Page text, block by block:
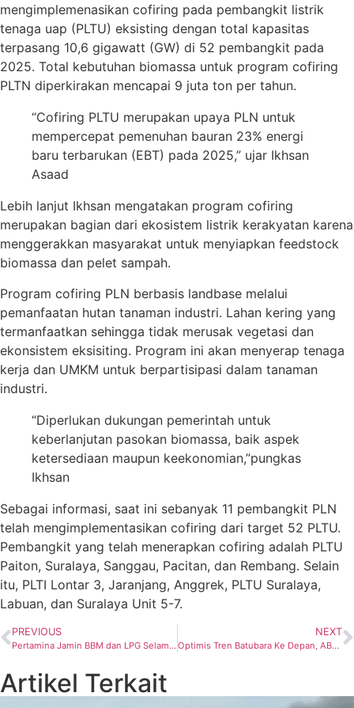
mengimplemenasikan cofiring pada pembangkit listrik
tenaga uap (PLTU) eksisting dengan total kapasitas
terpasang 10,6 gigawatt (GW) di 52 pembangkit pada
2025. Total kebutuhan biomassa untuk program cofiring
PLTN diperkirakan mencapai 9 juta ton per tahun.
“Cofiring PLTU merupakan upaya PLN untuk
mempercepat pemenuhan bauran 23% energi
baru terbarukan (EBT) pada 2025,” ujar Ikhsan
Asaad
Lebih lanjut Ikhsan mengatakan program cofiring
merupakan bagian dari ekosistem listrik kerakyatan karena
menggerakkan masyarakat untuk menyiapkan feedstock
biomassa dan pelet sampah.
Program cofiring PLN berbasis landbase melalui
pemanfaatan hutan tanaman industri. Lahan kering yang
termanfaatkan sehingga tidak merusak vegetasi dan
ekonsistem eksisiting. Program ini akan menyerap tenaga
kerja dan UMKM untuk berpartisipasi dalam tanaman
industri.
“Diperlukan dukungan pemerintah untuk
keberlanjutan pasokan biomassa, baik aspek
ketersediaan maupun keekonomian,”pungkas
Ikhsan
Sebagai informasi, saat ini sebanyak 11 pembangkit PLN
telah mengimplementasikan cofiring dari target 52 PLTU.
Pembangkit yang telah menerapkan cofiring adalah PLTU
Paiton, Suralaya, Sanggau, Pacitan, dan Rembang. Selain
itu, PLTI Lontar 3, Jaranjang, Anggrek, PLTU Suralaya,
Labuan, dan Suralaya Unit 5-7.
PREVIOUS
Pertamina Jamin BBM dan LPG Selama Liburan Tetap Terpenuhi
NEXT
Optimis Tren Batubara Ke Depan, ABM Investama: India Tetap Jadi Tujuan Ekspor
Artikel Terkait